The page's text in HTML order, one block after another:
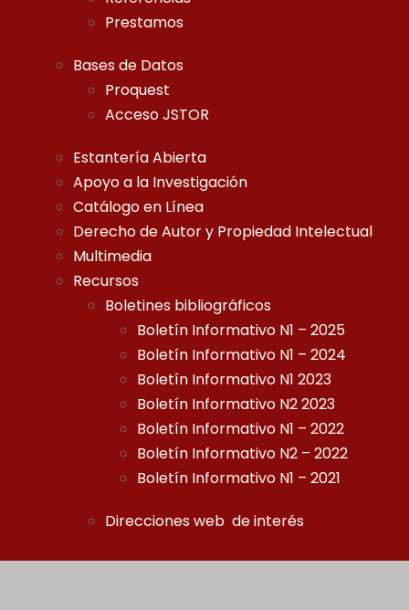
Prestamos
Bases de Datos
Proquest
Acceso JSTOR
Estantería Abierta
Apoyo a la Investigación
Catálogo en Línea
Derecho de Autor y Propiedad Intelectual
Multimedia
Recursos
Boletines bibliográficos
Boletín Informativo N1 – 2025
Boletín Informativo N1 – 2024
Boletín Informativo N1 2023
Boletín Informativo N2 2023
Boletín Informativo N1 – 2022
Boletín Informativo N2 – 2022
Boletín Informativo N1 – 2021
Direcciones web de interés